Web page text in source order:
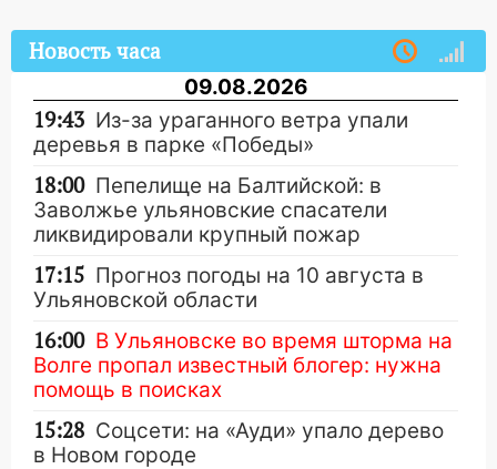
Новость часа
09.08.2026
19:43 Из-за ураганного ветра упали
деревья в парке «Победы»
18:00 Пепелище на Балтийской: в
Заволжье ульяновские спасатели
ликвидировали крупный пожар
17:15 Прогноз погоды на 10 августа в
Ульяновской области
16:00 В Ульяновске во время шторма на
Волге пропал известный блогер: нужна
помощь в поисках
15:28 Соцсети: на «Ауди» упало дерево
в Новом городе